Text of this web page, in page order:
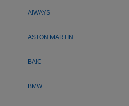
AIWAYS
ASTON MARTIN
BAIC
BMW